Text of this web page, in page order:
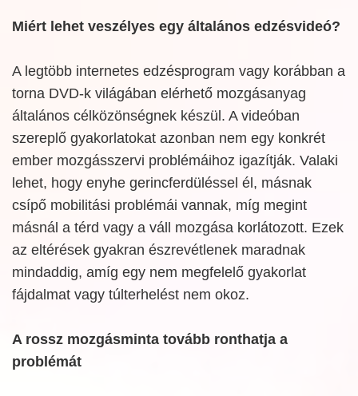
Miért lehet veszélyes egy általános edzésvideó?
A legtöbb internetes edzésprogram vagy korábban a
torna DVD-k világában elérhető mozgásanyag
általános célközönségnek készül. A videóban
szereplő gyakorlatokat azonban nem egy konkrét
ember mozgásszervi problémáihoz igazítják. Valaki
lehet, hogy enyhe gerincferdüléssel él, másnak
csípő mobilitási problémái vannak, míg megint
másnál a térd vagy a váll mozgása korlátozott. Ezek
az eltérések gyakran észrevétlenek maradnak
mindaddig, amíg egy nem megfelelő gyakorlat
fájdalmat vagy túlterhelést nem okoz.
A rossz mozgásminta tovább ronthatja a
problémát